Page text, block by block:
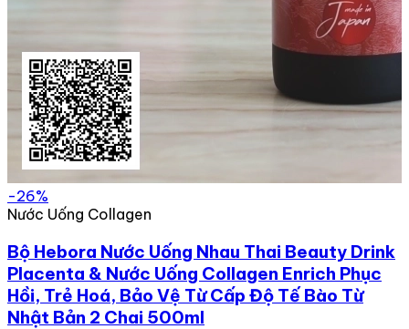
-26%
Nước Uống Collagen
Bộ Hebora Nước Uống Nhau Thai Beauty Drink
Placenta & Nước Uống Collagen Enrich Phục
Hồi, Trẻ Hoá, Bảo Vệ Từ Cấp Độ Tế Bào Từ
Nhật Bản 2 Chai 500ml